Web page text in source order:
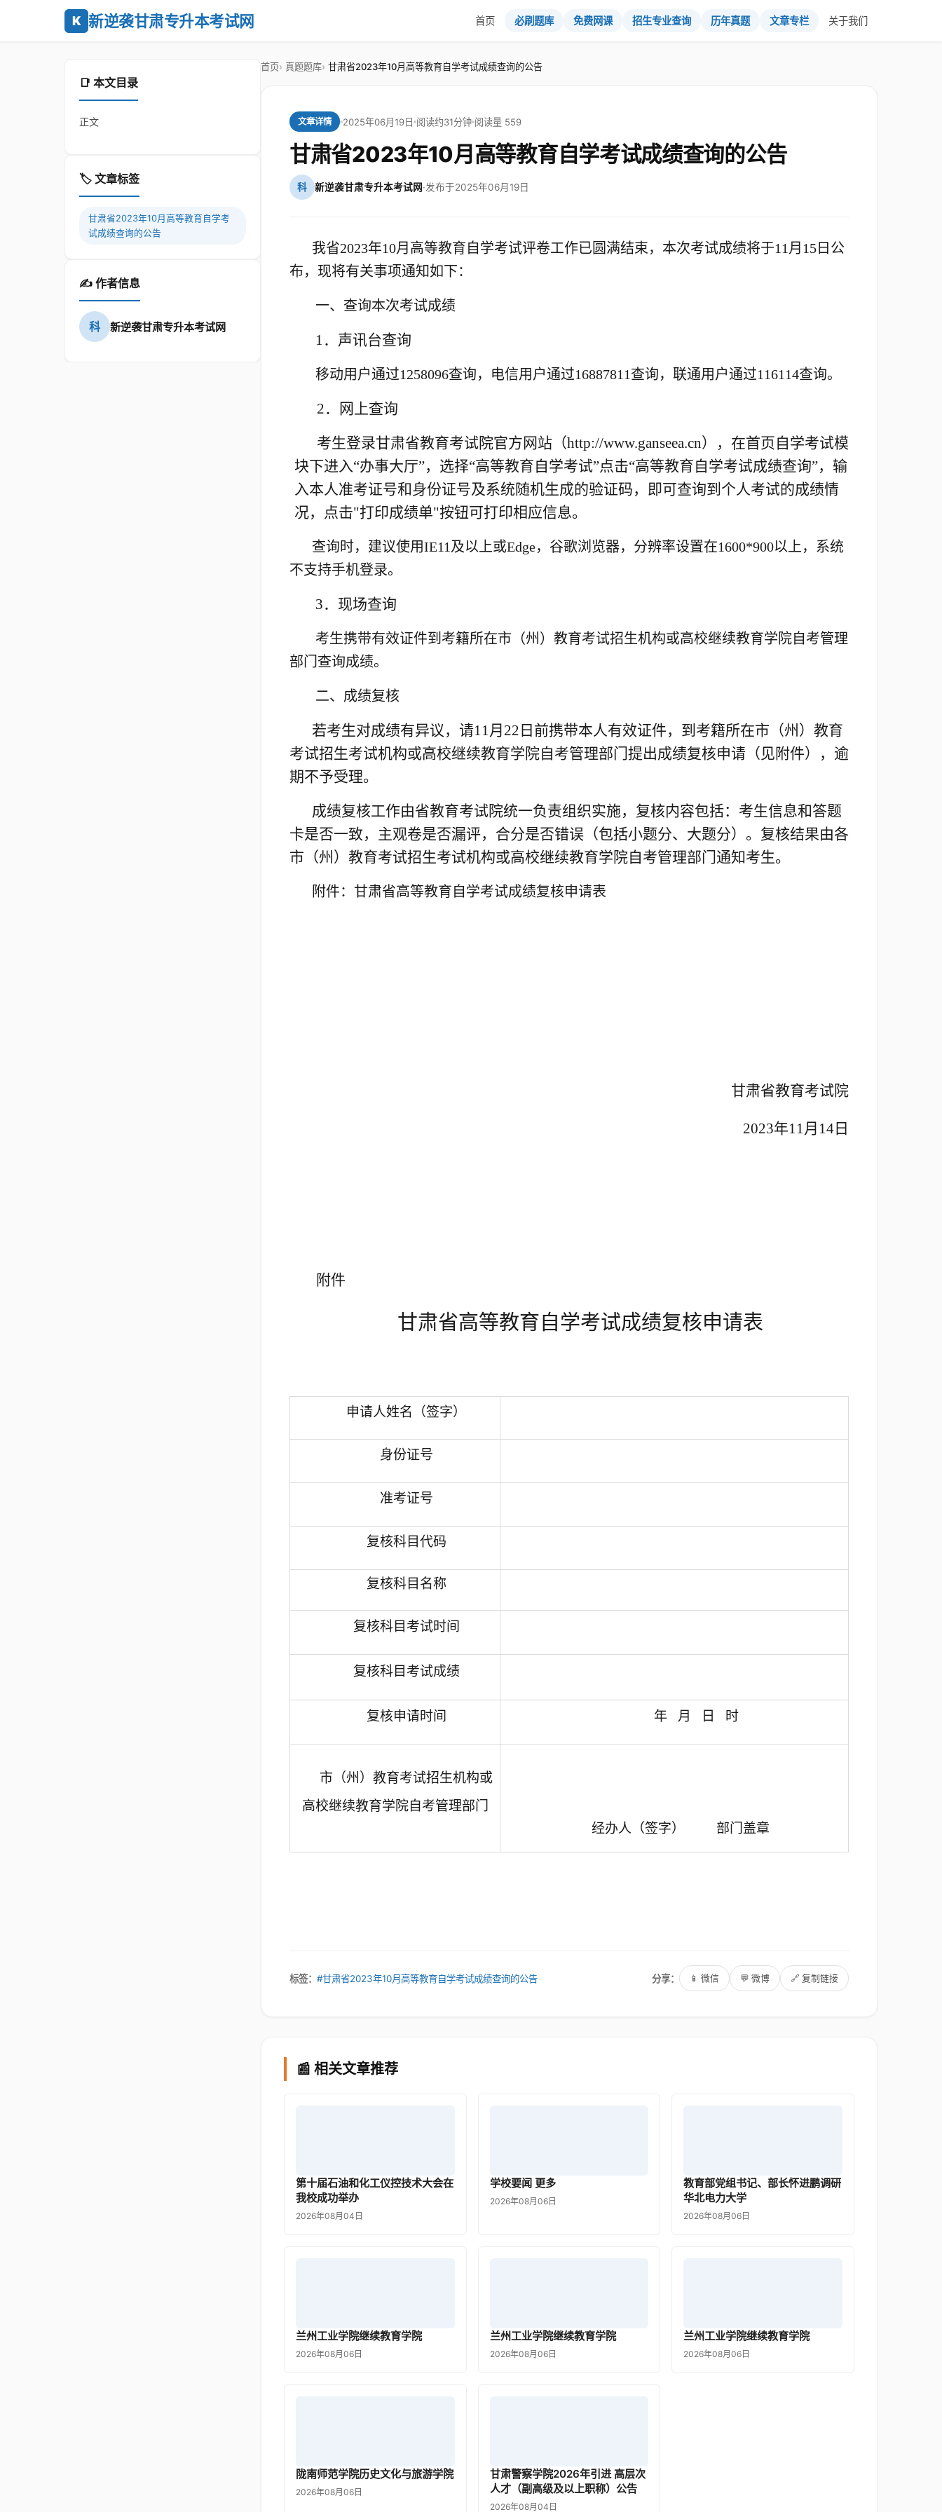
K 新逆袭甘肃专升本考试网 首页 必刷题库 免费网课 招生专业查询 历年真题 文章专栏 关于我们
📑 本文目录
正文
🏷️ 文章标签
甘肃省2023年10月高等教育自学考
试成绩查询的公告
✍️ 作者信息
科 新逆袭甘肃专升本考试网
首页 真题题库 甘肃省2023年10月高等教育自学考试成绩查询的公告
文章详情 2025年06月19日 阅读约31分钟 阅读量 559
甘肃省2023年10月高等教育自学考试成绩查询的公告
科 新逆袭甘肃专升本考试网·发布于2025年06月19日
我省2023年10月高等教育自学考试评卷工作已圆满结束，本次考试成绩将于11月15日公
布，现将有关事项通知如下：
一、查询本次考试成绩
1．声讯台查询
移动用户通过1258096查询，电信用户通过16887811查询，联通用户通过116114查询。
2．网上查询
考生登录甘肃省教育考试院官方网站（http://www.ganseea.cn），在首页自学考试模
块下进入“办事大厅”，选择“高等教育自学考试”点击“高等教育自学考试成绩查询”，输
入本人准考证号和身份证号及系统随机生成的验证码，即可查询到个人考试的成绩情
况，点击"打印成绩单"按钮可打印相应信息。
查询时，建议使用IE11及以上或Edge，谷歌浏览器，分辨率设置在1600*900以上，系统
不支持手机登录。
3．现场查询
考生携带有效证件到考籍所在市（州）教育考试招生机构或高校继续教育学院自考管理
部门查询成绩。
二、成绩复核
若考生对成绩有异议，请11月22日前携带本人有效证件，到考籍所在市（州）教育
考试招生考试机构或高校继续教育学院自考管理部门提出成绩复核申请（见附件），逾
期不予受理。
成绩复核工作由省教育考试院统一负责组织实施，复核内容包括：考生信息和答题
卡是否一致，主观卷是否漏评，合分是否错误（包括小题分、大题分）。复核结果由各
市（州）教育考试招生考试机构或高校继续教育学院自考管理部门通知考生。
附件：甘肃省高等教育自学考试成绩复核申请表
甘肃省教育考试院
2023年11月14日
附件
甘肃省高等教育自学考试成绩复核申请表
申请人姓名（签字）
身份证号
准考证号
复核科目代码
复核科目名称
复核科目考试时间
复核科目考试成绩
复核申请时间 年 月 日 时
市（州）教育考试招生机构或
高校继续教育学院自考管理部门
经办人（签字） 部门盖章
标签： #甘肃省2023年10月高等教育自学考试成绩查询的公告 分享： 📱 微信 💬 微博 🔗 复制链接
📰 相关文章推荐
第十届石油和化工仪控技术大会在
我校成功举办
2026年08月04日
学校要闻 更多
2026年08月06日
教育部党组书记、部长怀进鹏调研
华北电力大学
2026年08月06日
兰州工业学院继续教育学院
2026年08月06日
兰州工业学院继续教育学院
2026年08月06日
兰州工业学院继续教育学院
2026年08月06日
陇南师范学院历史文化与旅游学院
2026年08月06日
甘肃警察学院2026年引进 高层次
人才（副高级及以上职称）公告
2026年08月04日